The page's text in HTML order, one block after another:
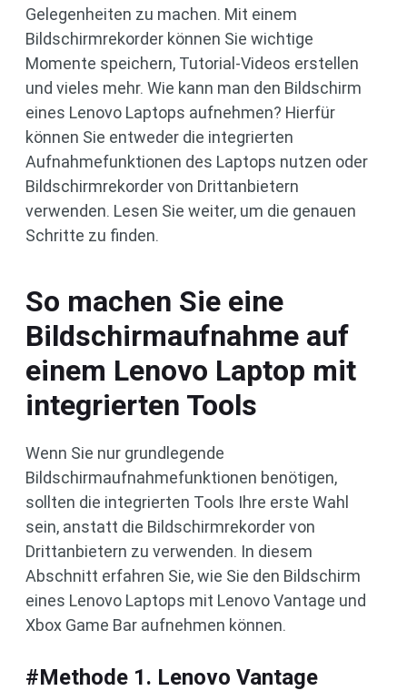
Gelegenheiten zu machen. Mit einem
Bildschirmrekorder können Sie wichtige
Momente speichern, Tutorial-Videos erstellen
und vieles mehr. Wie kann man den Bildschirm
eines Lenovo Laptops aufnehmen? Hierfür
können Sie entweder die integrierten
Aufnahmefunktionen des Laptops nutzen oder
Bildschirmrekorder von Drittanbietern
verwenden. Lesen Sie weiter, um die genauen
Schritte zu finden.
So machen Sie eine
Bildschirmaufnahme auf
einem Lenovo Laptop mit
integrierten Tools
Wenn Sie nur grundlegende
Bildschirmaufnahmefunktionen benötigen,
sollten die integrierten Tools Ihre erste Wahl
sein, anstatt die Bildschirmrekorder von
Drittanbietern zu verwenden. In diesem
Abschnitt erfahren Sie, wie Sie den Bildschirm
eines Lenovo Laptops mit Lenovo Vantage und
Xbox Game Bar aufnehmen können.
#Methode 1. Lenovo Vantage